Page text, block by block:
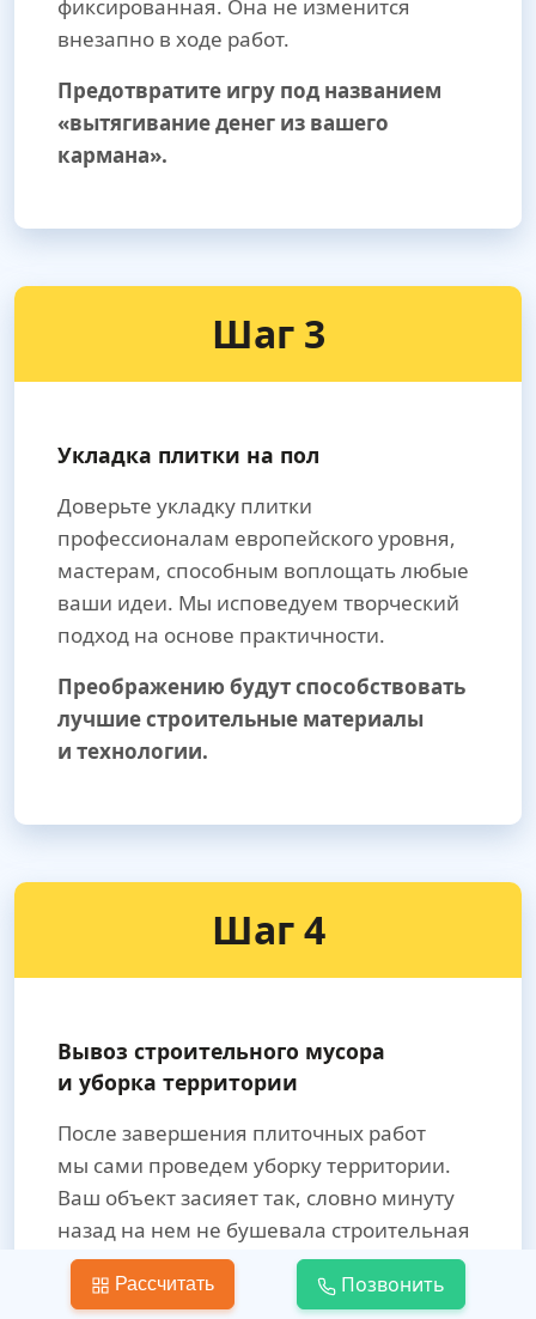
фиксированная. Она не изменится
внезапно в ходе работ.
Предотвратите игру под названием
«вытягивание денег из вашего
кармана».
Шаг 3
Укладка плитки на пол
Доверьте укладку плитки
профессионалам европейского уровня,
мастерам, способным воплощать любые
ваши идеи. Мы исповедуем творческий
подход на основе практичности.
Преображению будут способствовать
лучшие строительные материалы
и технологии.
Шаг 4
Вывоз строительного мусора
и уборка территории
После завершения плиточных работ
мы сами проведем уборку территории.
Ваш объект засияет так, словно минуту
назад на нем не бушевала строительная
стихия. Даже гениальный Шерлок Холмс
не сможет отыскать лишнюю соринку.
Рассчитать Позвонить